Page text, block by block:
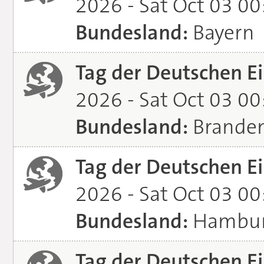
Bundesland: Bayern
Tag der Deutschen
2026 - Sat Oct 03
Bundesland:
Tag der Deutschen
2026 - Sat Oct 03
Bundesland: